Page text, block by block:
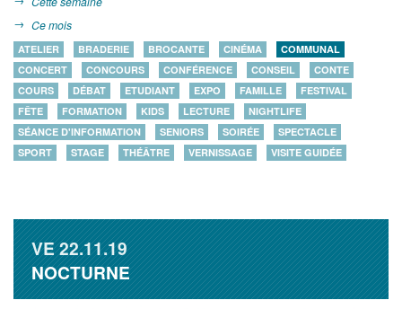
Ce mois
ATELIER BRADERIE BROCANTE CINÉMA
COMMUNAL
CONCERT
CONCOURS CONFÉRENCE CONSEIL
CONTE
COURS
DÉBAT ETUDIANT EXPO FAMILLE
FESTIVAL
FÊTE
FORMATION KIDS LECTURE
NIGHTLIFE
SÉANCE D'INFORMATION
SENIORS SOIRÉE
SPECTACLE
SPORT
STAGE THÉÂTRE VERNISSAGE VISITE GUIDÉE
VE22.11.19
NOCTURNE